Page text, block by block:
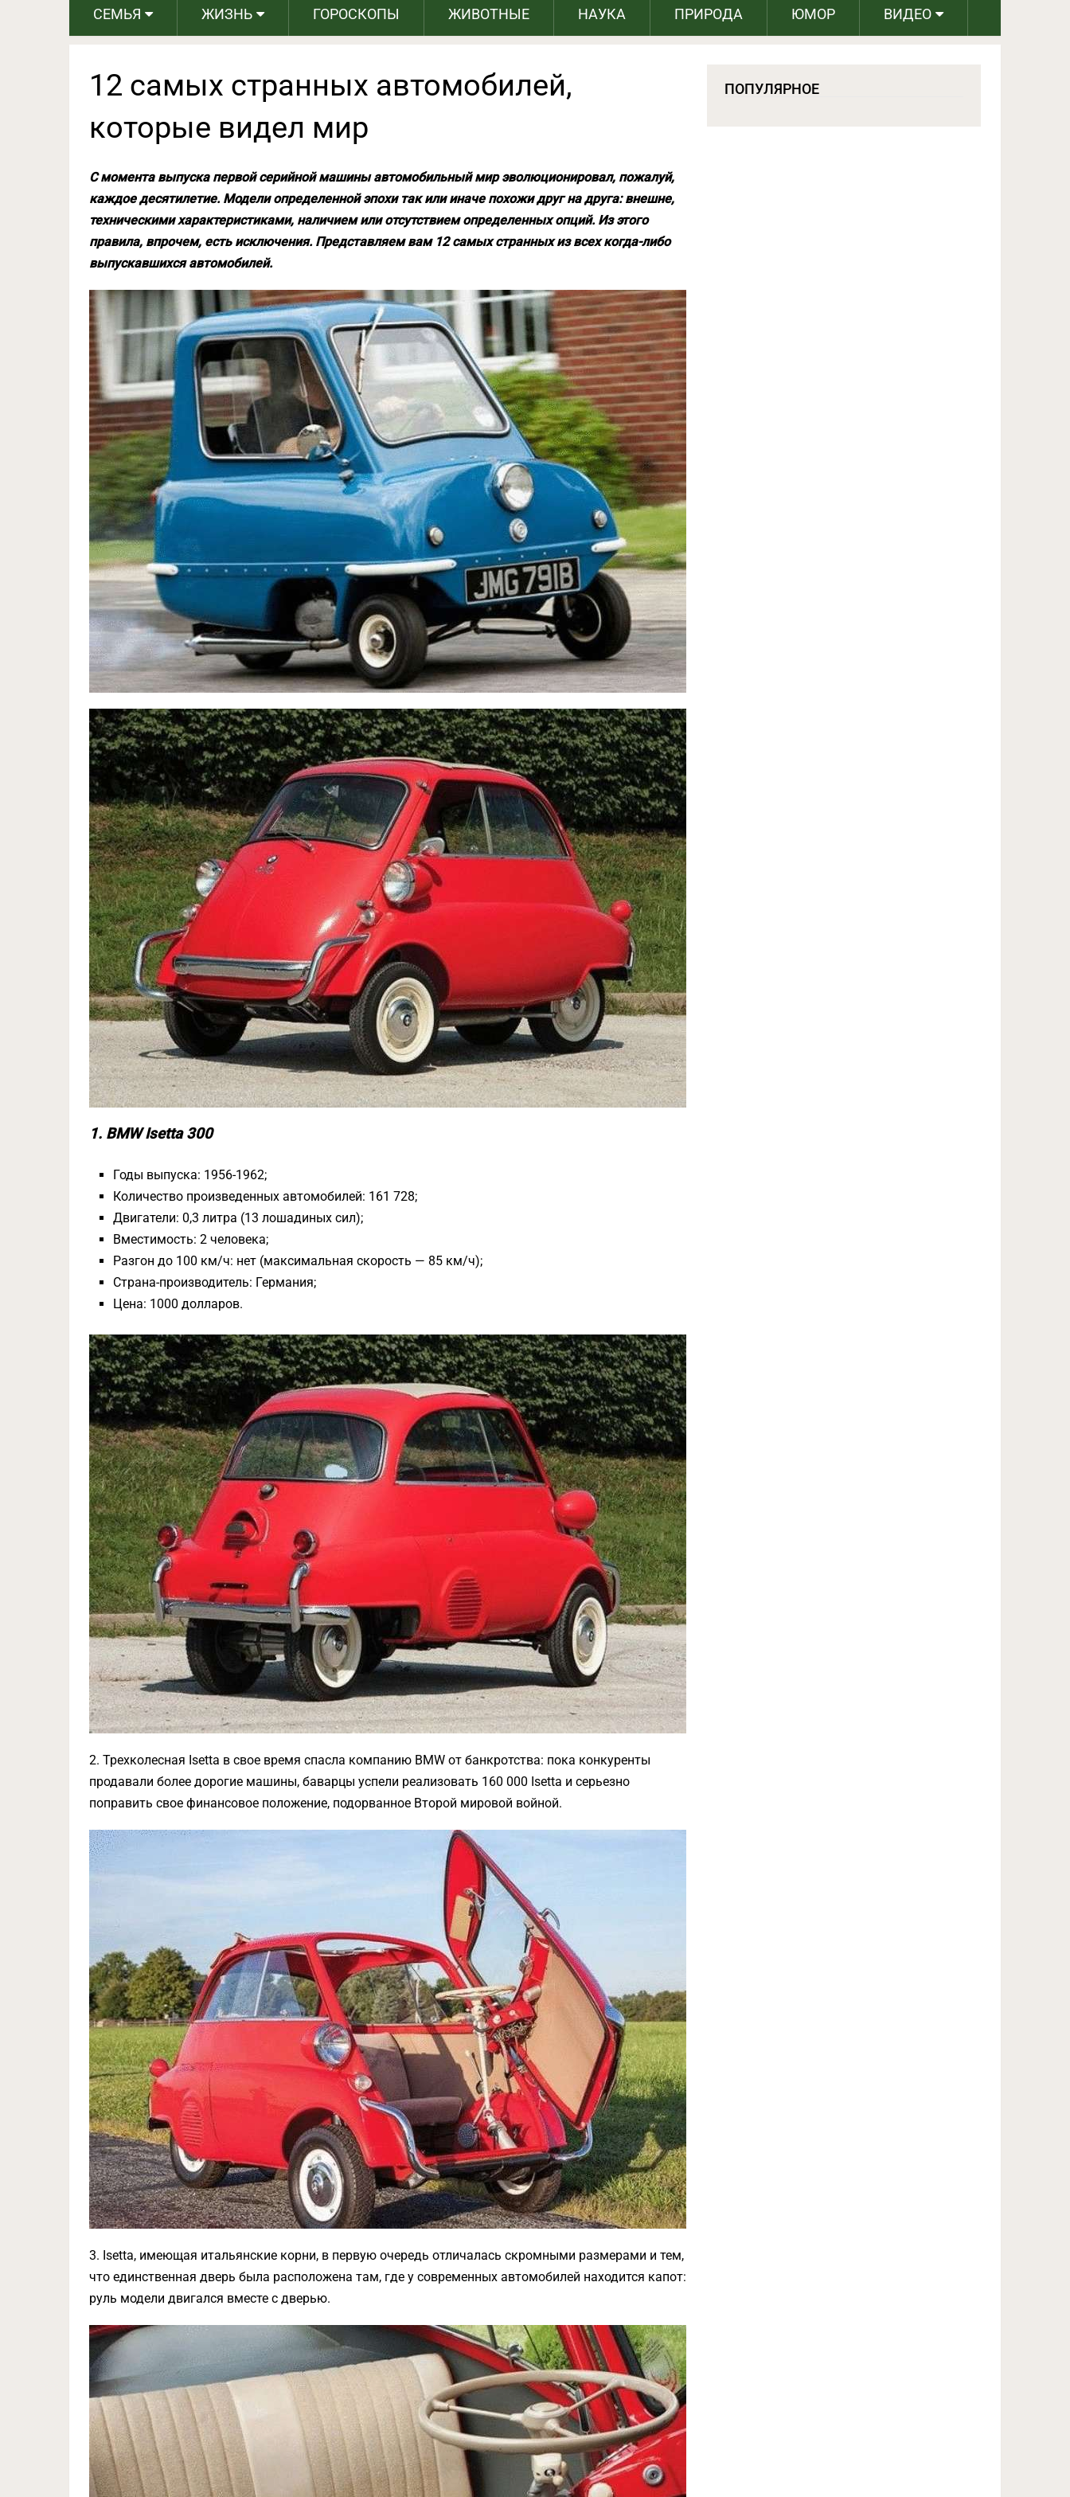
СЕМЬЯ ЖИЗНЬ ГОРОСКОПЫ ЖИВОТНЫЕ НАУКА ПРИРОДА ЮМОР ВИДЕО
12 самых странных автомобилей,
которые видел мир
С момента выпуска первой серийной машины автомобильный мир эволюционировал, пожалуй,
каждое десятилетие. Модели определенной эпохи так или иначе похожи друг на друга: внешне,
техническими характеристиками, наличием или отсутствием определенных опций. Из этого
правила, впрочем, есть исключения. Представляем вам 12 самых странных из всех когда-либо
выпускавшихся автомобилей.
1. BMW Isetta 300
Годы выпуска: 1956-1962;
Количество произведенных автомобилей: 161 728;
Двигатели: 0,3 литра (13 лошадиных сил);
Вместимость: 2 человека;
Разгон до 100 км/ч: нет (максимальная скорость — 85 км/ч);
Страна-производитель: Германия;
Цена: 1000 долларов.
2. Трехколесная Isetta в свое время спасла компанию BMW от банкротства: пока конкуренты
продавали более дорогие машины, баварцы успели реализовать 160 000 Isetta и серьезно
поправить свое финансовое положение, подорванное Второй мировой войной.
3. Isetta, имеющая итальянские корни, в первую очередь отличалась скромными размерами и тем,
что единственная дверь была расположена там, где у современных автомобилей находится капот:
руль модели двигался вместе с дверью.
ПОПУЛЯРНОЕ